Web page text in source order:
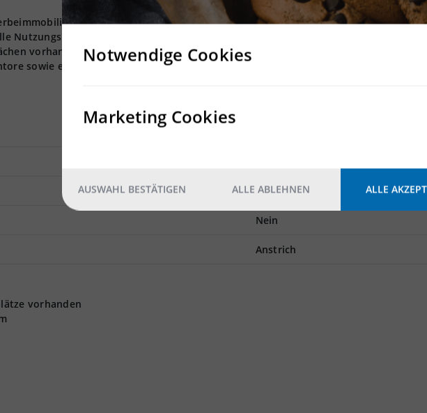
auf ca. 2.000 m² Lager- und Logistikfläche
Nutzungskonzepte
vorhanden
sowie ebenerdige Tore
Nein
Nein
Anstrich
vorhanden
Notwendige Cookies
Marketing Cookies
AUSWAHL BESTÄTIGEN ALLE ABLEHNEN ALLE